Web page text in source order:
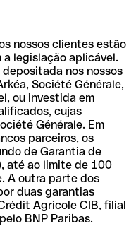
nossos clientes estão
legislação aplicável.
nos nossos
Société Générale,
ou investida em
cujas
Générale. Em
parceiros, os
de Garantia de
até ao limite de 100
A outra parte dos
duas garantias
Agricole CIB, filial
BNP Paribas.